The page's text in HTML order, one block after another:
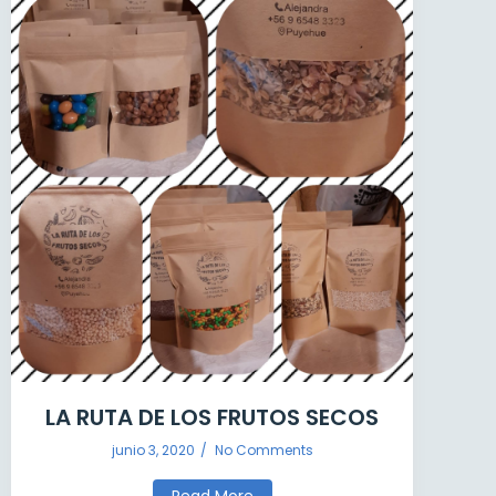
LA RUTA DE LOS FRUTOS SECOS
junio 3, 2020 / No Comments